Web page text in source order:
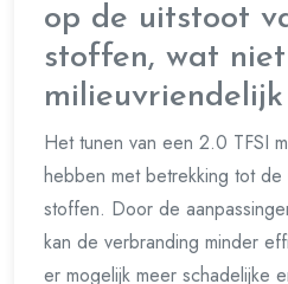
op de uitstoot
stoffen, wat niet
milieuvriendelijk
Het tunen van een 2.0 TFSI
hebben met betrekking tot de
stoffen. Door de
kan de verbranding minder
er mogelijk meer schadelijke